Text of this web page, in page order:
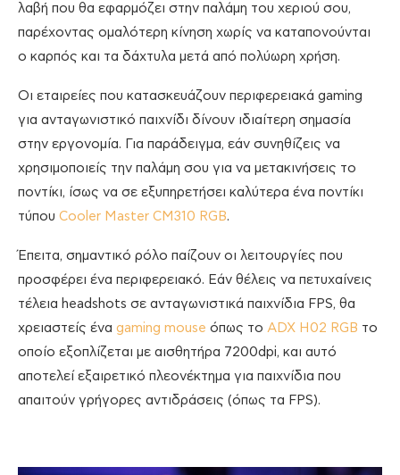
λαβή που θα εφαρμόζει στην παλάμη του χεριού σου,
παρέχοντας ομαλότερη κίνηση χωρίς να καταπονούνται
ο καρπός και τα δάχτυλα μετά από πολύωρη χρήση.
Οι εταιρείες που κατασκευάζουν περιφερειακά gaming
για ανταγωνιστικό παιχνίδι δίνουν ιδιαίτερη σημασία
στην εργονομία. Για παράδειγμα, εάν συνηθίζεις να
χρησιμοποιείς την παλάμη σου για να μετακινήσεις το
ποντίκι, ίσως να σε εξυπηρετήσει καλύτερα ένα ποντίκι
τύπου Cooler Master CM310 RGB.
Έπειτα, σημαντικό ρόλο παίζουν οι λειτουργίες που
προσφέρει ένα περιφερειακό. Εάν θέλεις να πετυχαίνεις
τέλεια headshots σε ανταγωνιστικά παιχνίδια FPS, θα
χρειαστείς ένα gaming mouse όπως το ADX H02 RGB το
οποίο εξοπλίζεται με αισθητήρα 7200dpi, και αυτό
αποτελεί εξαιρετικό πλεονέκτημα για παιχνίδια που
απαιτούν γρήγορες αντιδράσεις (όπως τα FPS).